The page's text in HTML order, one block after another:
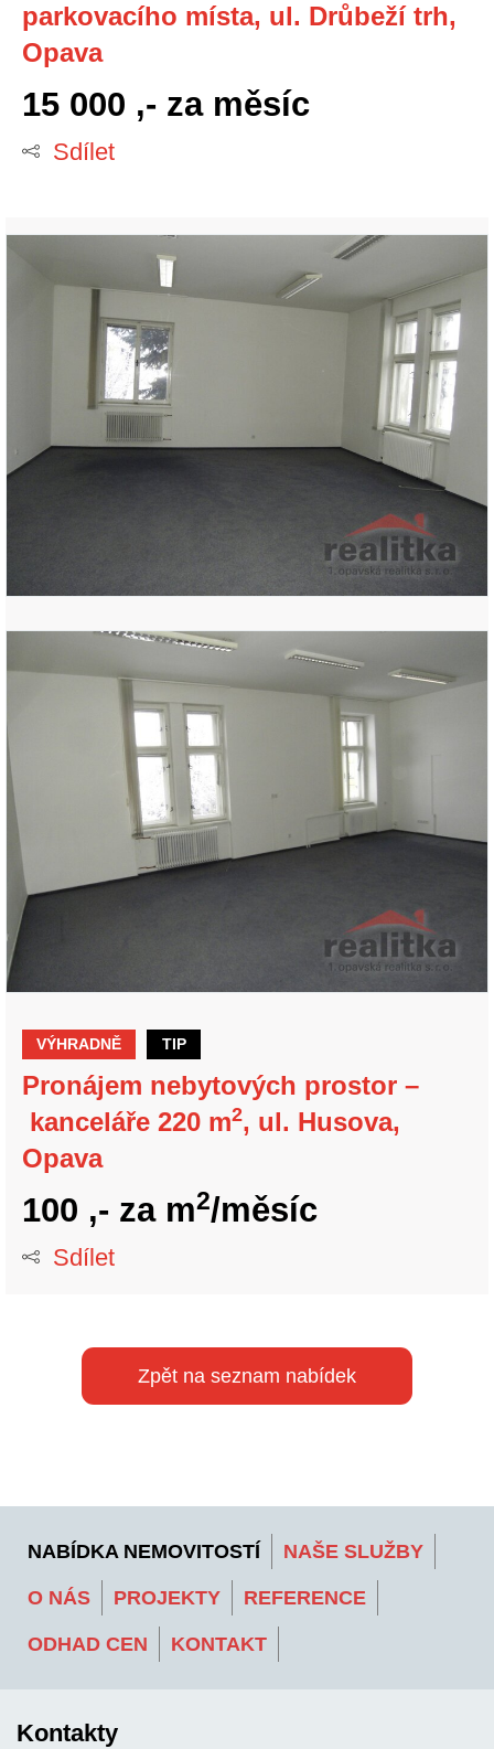
parkovacího místa, ul. Drůbeží trh,
Opava
15 000 ,- za měsíc
Sdílet
VÝHRADNĚ TIP
Pronájem nebytových prostor –
kanceláře 220 m2, ul. Husova,
Opava
100 ,- za m2/měsíc
Sdílet
Zpět na seznam nabídek
NABÍDKA NEMOVITOSTÍ NAŠE SLUŽBY
O NÁS PROJEKTY REFERENCE
ODHAD CEN KONTAKT
Kontakty